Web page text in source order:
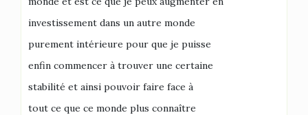
investissement dans un autre monde
purement intérieure pour que je puisse
enfin commencer à trouver une certaine
stabilité et ainsi pouvoir faire face à
tout ce que ce monde plus connaître